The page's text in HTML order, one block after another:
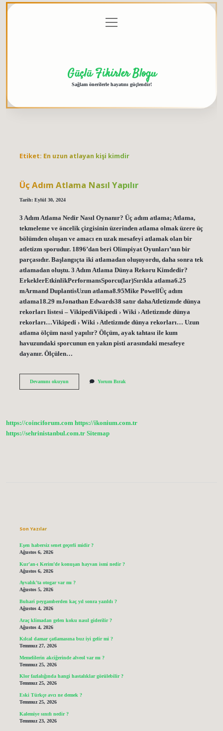
menüyü
aç
Güçlü Fikirler Blogu
Sağlam önerilerle hayatını güçlendir!
Etiket: En uzun atlayan kişi kimdir
Üç Adım Atlama Nasıl Yapılır
Tarih: Eylül 30, 2024
3 Adım Atlama Nedir Nasıl Oynanır? Üç adım atlama; Atlama,
tekmeleme ve öncelik çizgisinin üzerinden atlama olmak üzere üç
bölümden oluşan ve amacı en uzak mesafeyi atlamak olan bir
atletizm sporudur. 1896’dan beri Olimpiyat Oyunları’nın bir
parçasıdır. Başlangıçta iki atlamadan oluşuyordu, daha sonra tek
atlamadan oluştu. 3 Adım Atlama Dünya Rekoru Kimdedir?
ErkeklerEtkinlikPerformansSporcu(lar)Sırıkla atlama6.25
mArmand DuplantisUzun atlama8.95Mike PowellÜç adım
atlama18.29 mJonathan Edwards38 satır dahaAtletizmde dünya
rekorları listesi – VikipediVikipedi › Wiki › Atletizmde dünya
rekorları…Vikipedi › Wiki › Atletizmde dünya rekorları… Uzun
atlama ölçüm nasıl yapılır? Ölçüm, ayak tahtası ile kum
havuzundaki sporcunun en yakın pisti arasındaki mesafeye
dayanır. Ölçülen…
Devamını okuyunÜç
Yorum Bırak
https://coinciforum.com https://ikonium.com.tr
https://sehrinistanbul.com.tr Sitemap
Son Yazılar
Eşen habersiz senet geçerli midir ?
Ağustos 6, 2026
Kur’an-ı Kerim’de konuşan hayvan ismi nedir ?
Ağustos 6, 2026
Ayvalık’ta otogar var mı ?
Ağustos 5, 2026
Buhari peygamberden kaç yıl sonra yazıldı ?
Ağustos 4, 2026
Araç klimadan gelen koku nasıl giderilir ?
Ağustos 4, 2026
Kılcal damar çatlamasına buz iyi gelir mi ?
Temmuz 27, 2026
Memelilerin akciğerinde alveol var mı ?
Temmuz 25, 2026
Klor fazlalığında hangi hastalıklar görülebilir ?
Temmuz 25, 2026
Eski Türkçe avcı ne demek ?
Temmuz 25, 2026
Kalemiye sınıfı nedir ?
Temmuz 23, 2026